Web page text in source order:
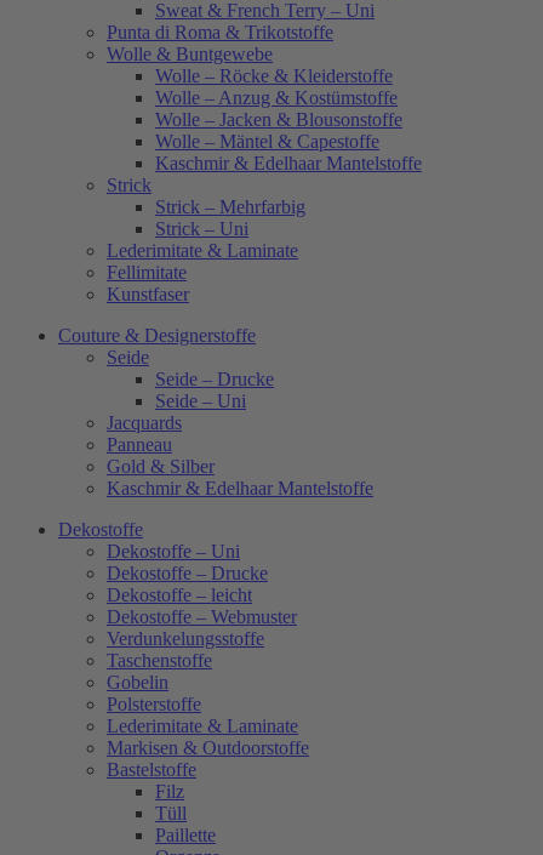
Sweat & French Terry – Uni
Punta di Roma & Trikotstoffe
Wolle & Buntgewebe
Wolle – Röcke & Kleiderstoffe
Wolle – Anzug & Kostümstoffe
Wolle – Jacken & Blousonstoffe
Wolle – Mäntel & Capestoffe
Kaschmir & Edelhaar Mantelstoffe
Strick
Strick – Mehrfarbig
Strick – Uni
Lederimitate & Laminate
Fellimitate
Kunstfaser
Couture & Designerstoffe
Seide
Seide – Drucke
Seide – Uni
Jacquards
Panneau
Gold & Silber
Kaschmir & Edelhaar Mantelstoffe
Dekostoffe
Dekostoffe – Uni
Dekostoffe – Drucke
Dekostoffe – leicht
Dekostoffe – Webmuster
Verdunkelungsstoffe
Taschenstoffe
Gobelin
Polsterstoffe
Lederimitate & Laminate
Markisen & Outdoorstoffe
Bastelstoffe
Filz
Tüll
Paillette